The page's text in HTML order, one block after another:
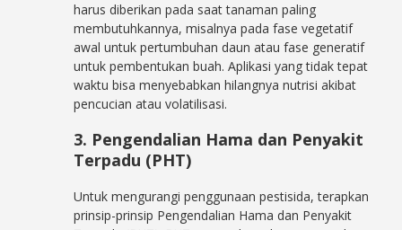
harus diberikan pada saat tanaman paling
membutuhkannya, misalnya pada fase vegetatif
awal untuk pertumbuhan daun atau fase generatif
untuk pembentukan buah. Aplikasi yang tidak tepat
waktu bisa menyebabkan hilangnya nutrisi akibat
pencucian atau volatilisasi.
3. Pengendalian Hama dan Penyakit
Terpadu (PHT)
Untuk mengurangi penggunaan pestisida, terapkan
prinsip-prinsip Pengendalian Hama dan Penyakit